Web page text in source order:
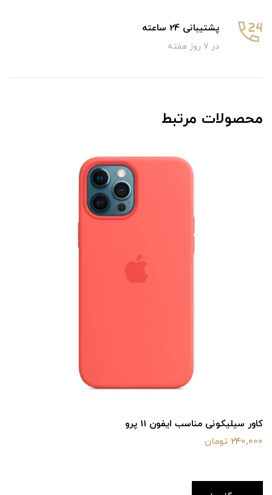
پشتیبانی 24 ساعته
در 7 روز هفته
محصولات مرتبط
کاور سیلیکونی مناسب ایفون 11 پرو
240,000 تومان